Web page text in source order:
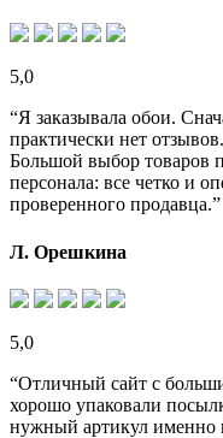
5,0
“Я заказывала обои.
практически нет
Большой выбор товаров
персонала: все четко и
проверенного продавца.”
Л. Орешкина
5,0
“Отличный сайт с
хорошо упаковали
нужный артикул именно